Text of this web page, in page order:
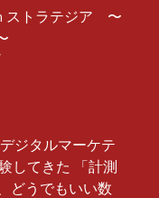
ストラテジア 〜
ジタルマーケテ
してきた 「計測
どうでもいい数